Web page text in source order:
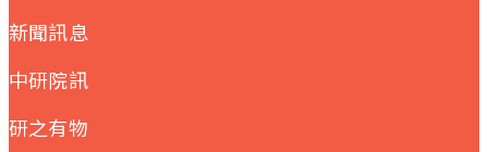
新聞訊息
中研院訊
研之有物